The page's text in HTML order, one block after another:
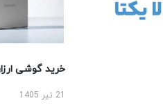
خرید گوشی ارزان